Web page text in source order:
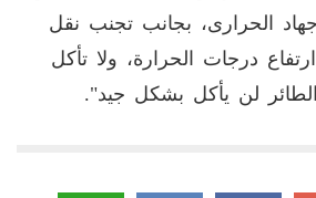
الحرارى، بجانب تجنب نقل
درجات الحرارة، ولا تأكل
لن يأكل بشكل جيد".